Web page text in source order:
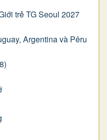
trẻ TG Seoul 2027
Argentina và Pêru